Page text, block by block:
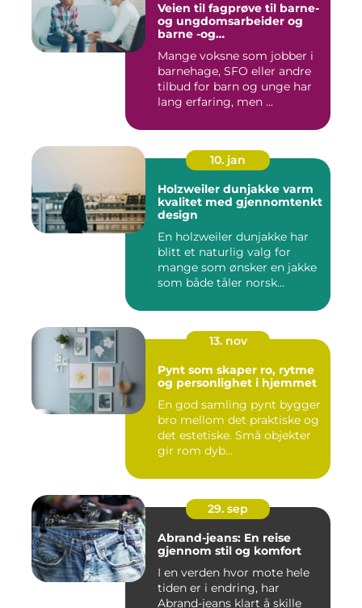
Veien til fagprøve til barne-
og ungdomsarbeider og
barne -og
Mange voksne som jobber i
barnehage, SFO eller andre
tilbud for barn og unge har
lang erfaring, men ...
10. jan
Holzweiler dunjakke varm
kvalitet med gjennomtenkt
design
En holzweiler dunjakke har
blitt et naturlig valg for
mange som ønsker en jakke
som både tåler norsk...
13. nov
Pynt som skaper ro, rytme
og personlighet i hjemmet
En god samling pynt bygger
bro mellom det praktiske og
det estetiske. Små objekter
gir rom dyb...
29. sep
Abrand-jeans: En reise
gjennom stil og komfort
I en verden hvor mote hele
tiden er i endring, har
Abrand-jeans klart å skille